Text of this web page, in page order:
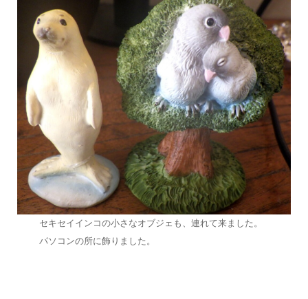
セキセイインコの小さなオブジェも、連れて来ました。
パソコンの所に飾りました。